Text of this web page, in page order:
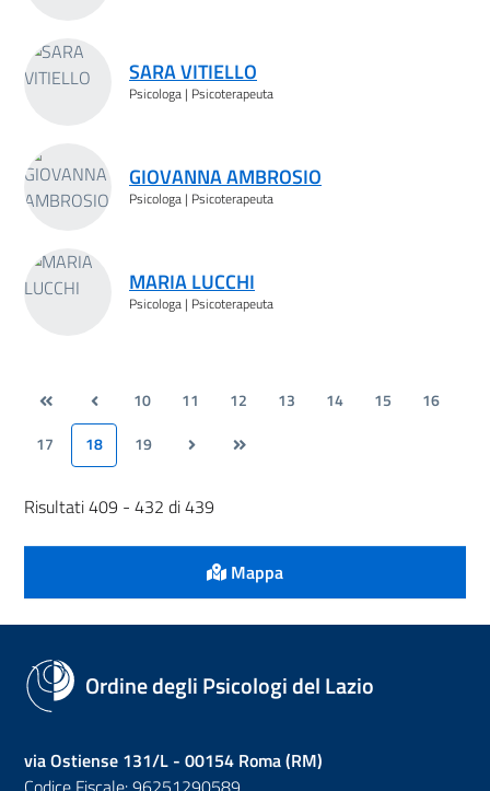
SARA VITIELLO
Psicologa | Psicoterapeuta
GIOVANNA AMBROSIO
Psicologa | Psicoterapeuta
MARIA LUCCHI
Psicologa | Psicoterapeuta
10 11 12 13 14 15
16
17
18 19
Risultati 409 - 432 di 439
Mappa
Ordine degli Psicologi del Lazio
via Ostiense 131/L - 00154 Roma (RM)